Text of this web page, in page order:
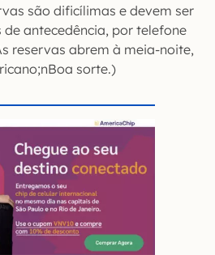
são dificílimas e devem ser
antecedência, por telefone
reservas abrem à meia-noite,
sorte.)